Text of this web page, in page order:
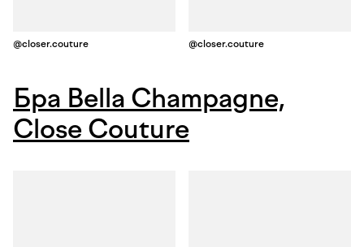
@closer.couture @closer.couture
Бра Bella Champagne,
Close Couture